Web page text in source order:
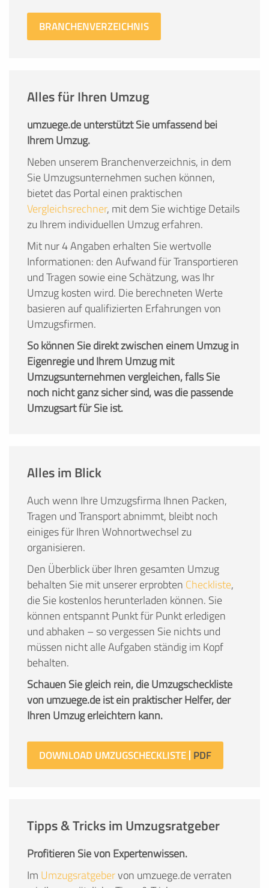
BRANCHENVERZEICHNIS
Alles für Ihren Umzug
umzuege.de unterstützt Sie umfassend bei
Ihrem Umzug.
Neben unserem Branchenverzeichnis, in dem
Sie Umzugsunternehmen suchen können,
bietet das Portal einen praktischen
Vergleichsrechner, mit dem Sie wichtige Details
zu Ihrem individuellen Umzug erfahren.
Mit nur 4 Angaben erhalten Sie wertvolle
Informationen: den Aufwand für Transportieren
und Tragen sowie eine Schätzung, was Ihr
Umzug kosten wird. Die berechneten Werte
basieren auf qualifizierten Erfahrungen von
Umzugsfirmen.
So können Sie direkt zwischen einem Umzug in
Eigenregie und Ihrem Umzug mit
Umzugsunternehmen vergleichen, falls Sie
noch nicht ganz sicher sind, was die passende
Umzugsart für Sie ist.
Alles im Blick
Auch wenn Ihre Umzugsfirma Ihnen Packen,
Tragen und Transport abnimmt, bleibt noch
einiges für Ihren Wohnortwechsel zu
organisieren.
Den Überblick über Ihren gesamten Umzug
behalten Sie mit unserer erprobten Checkliste,
die Sie kostenlos herunterladen können. Sie
können entspannt Punkt für Punkt erledigen
und abhaken – so vergessen Sie nichts und
müssen nicht alle Aufgaben ständig im Kopf
behalten.
Schauen Sie gleich rein, die Umzugscheckliste
von umzuege.de ist ein praktischer Helfer, der
Ihren Umzug erleichtern kann.
DOWNLOAD UMZUGSCHECKLISTE
Tipps & Tricks im Umzugsratgeber
Profitieren Sie von Expertenwissen.
Im Umzugsratgebervon umzuege.de verraten